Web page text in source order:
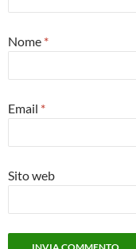
Nome *
Email *
Sito web